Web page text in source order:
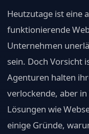
Heutzutage ist eine
funktionierende
Unternehmen
sein. Doch Vorsicht
Agenturen halten
verlockende, aber
Lösungen wie
einige Gründe,